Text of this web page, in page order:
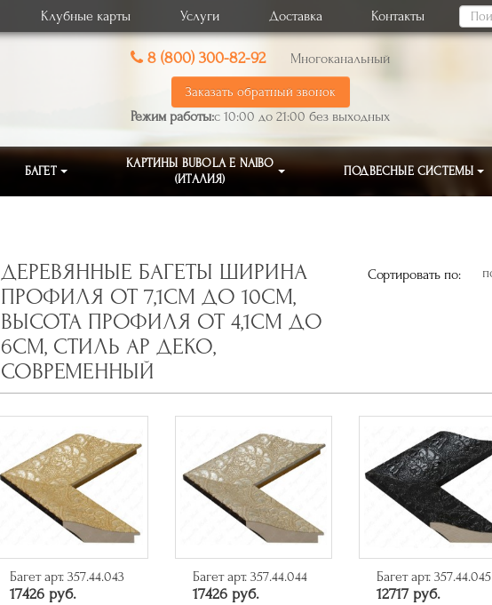
Клубные карты Услуги Доставка Контакты
8 (800) 300-82-92 Многоканальный
Заказать обратный звонок
Режим работы:с 10:00 до 21:00 без выходных
БАГЕТ
КАРТИНЫ BUBOLA E NAIBO
(ИТАЛИЯ)
ПОДВЕСНЫЕ СИСТЕМЫ
ДЕРЕВЯННЫЕ БАГЕТЫ ШИРИНА
ПРОФИЛЯ ОТ 7,1СМ ДО 10СМ,
ВЫСОТА ПРОФИЛЯ ОТ 4,1СМ ДО
6СМ, СТИЛЬ АР ДЕКО,
СОВРЕМЕННЫЙ
Сортировать по:
Багет арт. 357.44.043
17426 руб.
Багет арт. 357.44.044
17426 руб.
Багет арт. 357.44.045
12717 руб.